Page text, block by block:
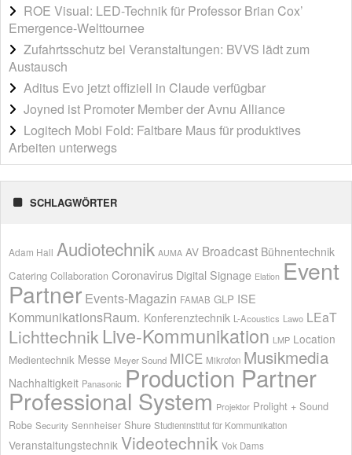
ROE Visual: LED-Technik für Professor Brian Cox’
Emergence-Welttournee
Zufahrtsschutz bei Veranstaltungen: BVVS lädt zum
Austausch
Aditus Evo jetzt offiziell in Claude verfügbar
Joyned ist Promoter Member der Avnu Alliance
Logitech Mobi Fold: Faltbare Maus für produktives
Arbeiten unterwegs
SCHLAGWÖRTER
Adam Hall Audiotechnik AUMA AV Broadcast Bühnentechnik
Catering Collaboration Coronavirus Digital Signage Elation Event
Partner Events-Magazin FAMAB GLP ISE
KommunikationsRaum. Konferenztechnik L-Acoustics Lawo LEaT
Lichttechnik Live-Kommunikation LMP Location
Medientechnik Messe Meyer Sound MICE Mikrofon Musikmedia
Nachhaltigkeit Panasonic Production Partner
Professional System Projektor Prolight + Sound
Robe Security Sennheiser Shure Studieninstitut für Kommunikation
Veranstaltungstechnik Videotechnik Vok Dams